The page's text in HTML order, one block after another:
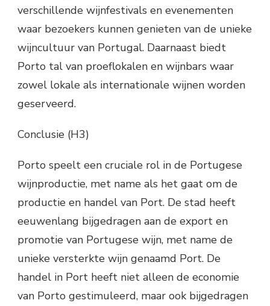
verschillende wijnfestivals en evenementen
waar bezoekers kunnen genieten van de unieke
wijncultuur van Portugal. Daarnaast biedt
Porto tal van proeflokalen en wijnbars waar
zowel lokale als internationale wijnen worden
geserveerd.
Conclusie (H3)
Porto speelt een cruciale rol in de Portugese
wijnproductie, met name als het gaat om de
productie en handel van Port. De stad heeft
eeuwenlang bijgedragen aan de export en
promotie van Portugese wijn, met name de
unieke versterkte wijn genaamd Port. De
handel in Port heeft niet alleen de economie
van Porto gestimuleerd, maar ook bijgedragen